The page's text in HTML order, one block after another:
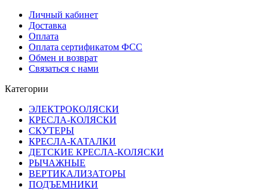
Личный кабинет
Доставка
Оплата
Оплата сертификатом ФСС
Обмен и возврат
Связаться с нами
Категории
ЭЛЕКТРОКОЛЯСКИ
КРЕСЛА-КОЛЯСКИ
СКУТЕРЫ
КРЕСЛА-КАТАЛКИ
ДЕТСКИЕ КРЕСЛА-КОЛЯСКИ
РЫЧАЖНЫЕ
ВЕРТИКАЛИЗАТОРЫ
ПОДЪЕМНИКИ